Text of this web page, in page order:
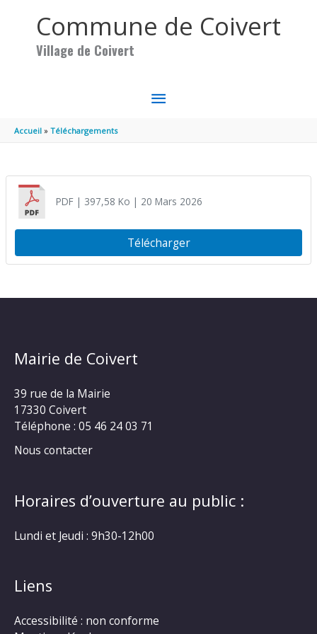
Commune de Coivert
Village de Coivert
MENU
Accueil Téléchargements
PDF| 397,58 Ko | 20 Mars 2026
Télécharger
Mairie de Coivert
39 rue de la Mairie
17330 Coivert
Téléphone : 05 46 24 03 71
Nous contacter
Horaires d’ouverture au public :
Lundi et Jeudi : 9h30-12h00
Liens
Accessibilité : non conforme